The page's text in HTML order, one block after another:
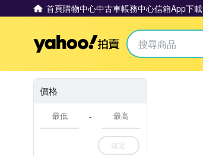
首頁購物中心中古車帳務中心信箱App下載
Yahoo拍賣
價格
-
確定